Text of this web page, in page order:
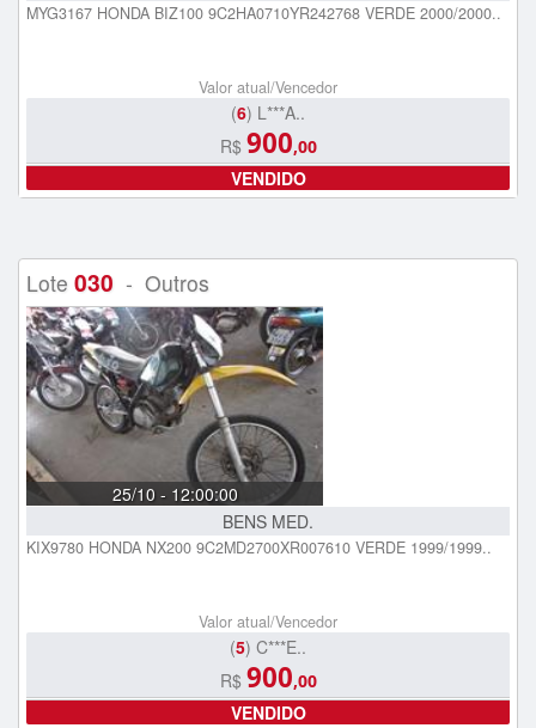
MYG3167 HONDA BIZ100 9C2HA0710YR242768 VERDE 2000/2000..
Valor atual/Vencedor
(6) L***A..
R$ 900,00
VENDIDO
Lote 030 - Outros
25/10 - 12:00:00
BENS MED.
KIX9780 HONDA NX200 9C2MD2700XR007610 VERDE 1999/1999..
Valor atual/Vencedor
(5) C***E..
R$ 900,00
VENDIDO